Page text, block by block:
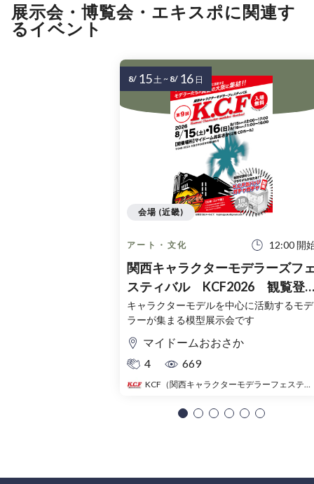
展示会・博覧会・エキスポに関連す
るイベント
アート・文化 12:00 開
関西キャラクターモデラーズフ
スティバル KCF2026 観覧登
録チケット（無料）
キャラクターモデルを中心に活動するモデ
ラーが集まる模型展示会です
マイドームおおさか
4
669
KCF（関西キャラクターモデラーフェスティバル）
会場 (近畿)
8/ 15土~ 8/ 16 日